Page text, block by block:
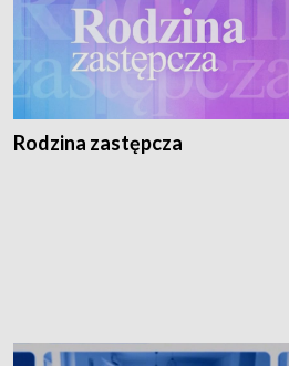
Rodzina zastępcza